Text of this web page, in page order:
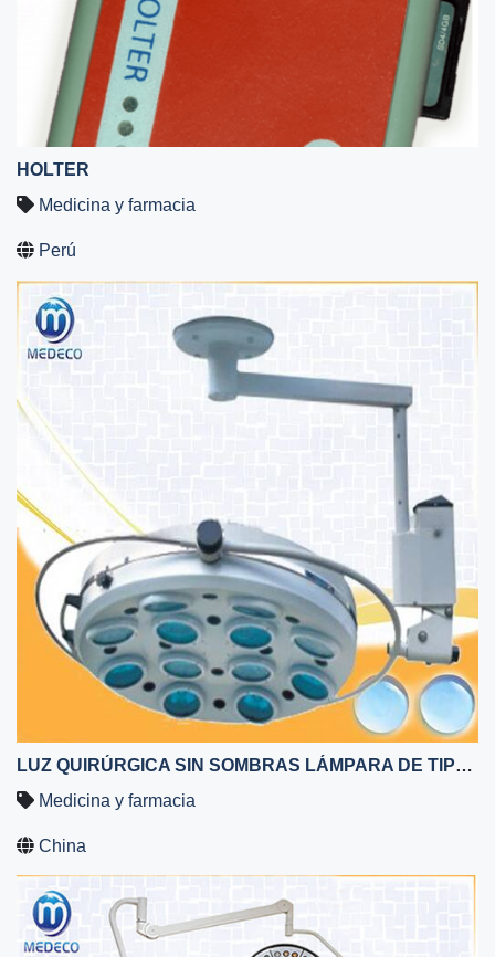
HOLTER
Medicina y farmacia
Perú
LUZ QUIRÚRGICA SIN SOMBRAS LÁMPARA DE TIPO HUECO DE HALÓGENO LÁMPARA QUIRÚRGICA TIPO TECHO
Medicina y farmacia
China